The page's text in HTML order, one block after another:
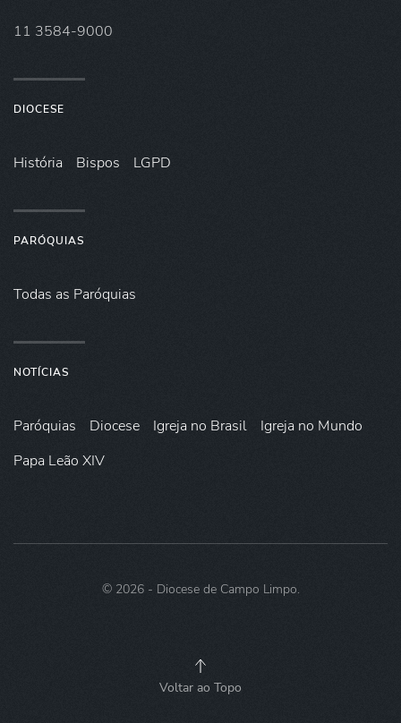
11 3584-9000
DIOCESE
História Bispos LGPD
PARÓQUIAS
Todas as Paróquias
NOTÍCIAS
Paróquias Diocese Igreja no Brasil
Igreja no Mundo
Papa Leão XIV
© 2026- Diocese de Campo Limpo.
Voltar ao Topo